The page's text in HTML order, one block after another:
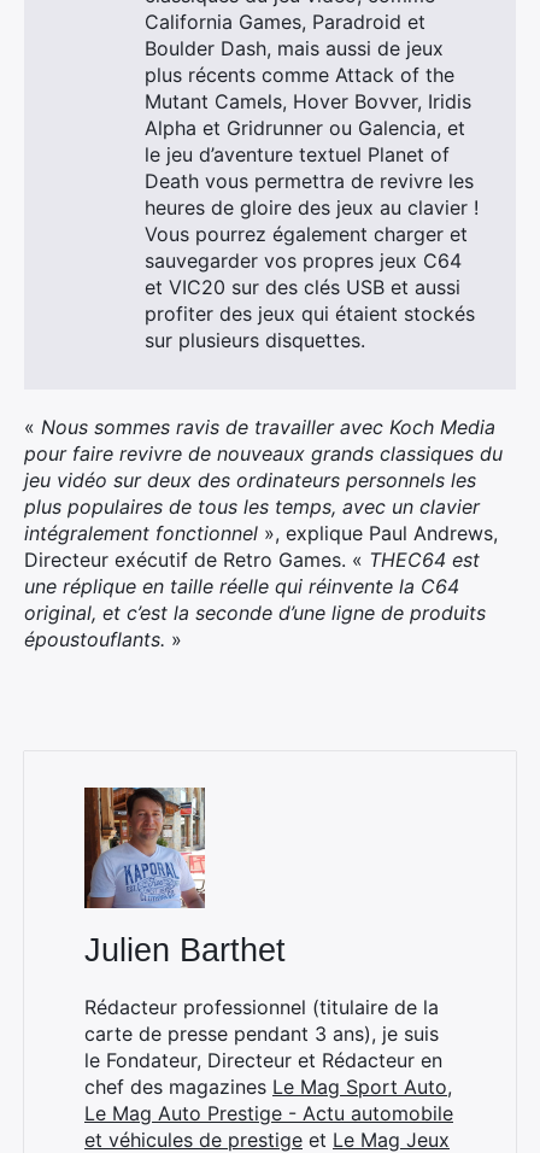
California Games, Paradroid et
Boulder Dash, mais aussi de jeux
plus récents comme Attack of the
Mutant Camels, Hover Bovver, Iridis
Alpha et Gridrunner ou Galencia, et
le jeu d’aventure textuel Planet of
Death vous permettra de revivre les
heures de gloire des jeux au clavier !
Vous pourrez également charger et
sauvegarder vos propres jeux C64
et VIC20 sur des clés USB et aussi
profiter des jeux qui étaient stockés
sur plusieurs disquettes.
« Nous sommes ravis de travailler avec Koch Media
pour faire revivre de nouveaux grands classiques du
jeu vidéo sur deux des ordinateurs personnels les
plus populaires de tous les temps, avec un clavier
intégralement fonctionnel », explique Paul Andrews,
Directeur exécutif de Retro Games. « THEC64 est
une réplique en taille réelle qui réinvente la C64
original, et c’est la seconde d’une ligne de produits
époustouflants. »
Julien Barthet
Rédacteur professionnel (titulaire de la
carte de presse pendant 3 ans), je suis
le Fondateur, Directeur et Rédacteur en
chef des magazines Le Mag Sport Auto,
Le Mag Auto Prestige - Actu automobile
et véhicules de prestige et Le Mag Jeux